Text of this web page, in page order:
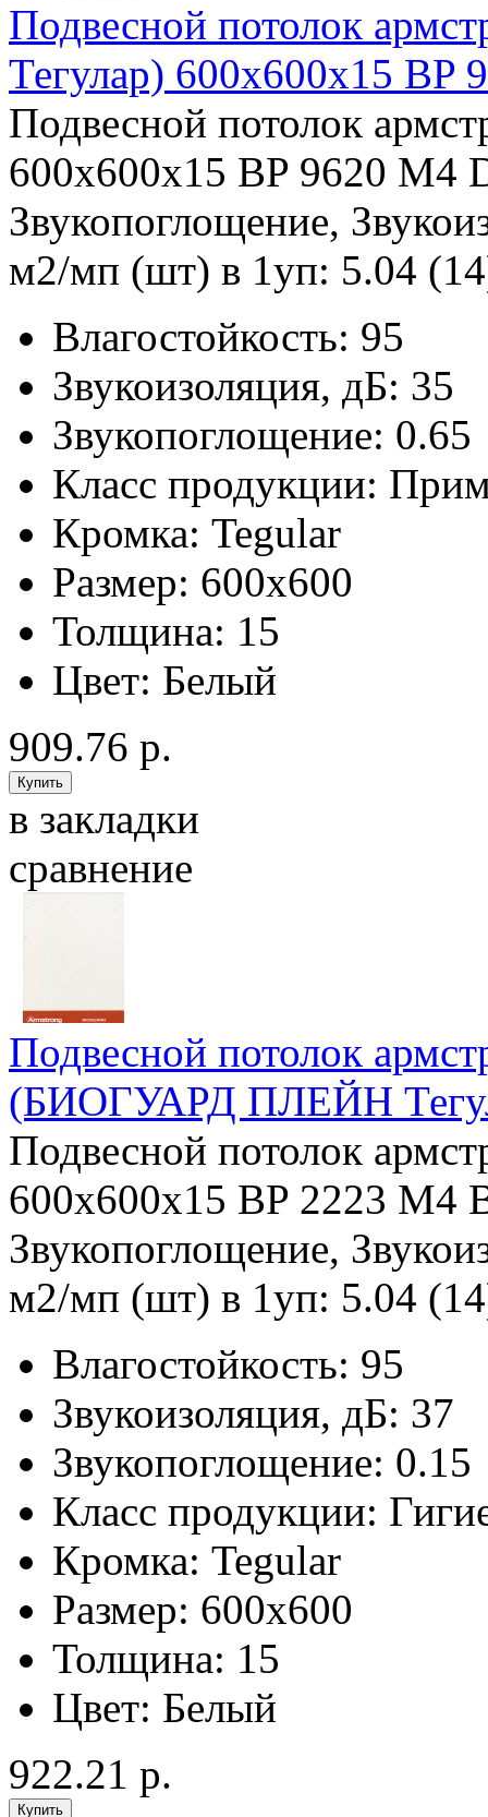
Подвесной потолок
Тегулар) 600x600x15 BP
Подвесной потолок
600x600x15 BP 9620 M4
Звукопоглощение,
м2/мп (шт) в 1уп: 5.04
Влагостойкость: 95
Звукоизоляция, дБ: 35
Звукопоглощение: 0.65
Класс продукции:
Кромка: Tegular
Размер: 600x600
Толщина: 15
Цвет: Белый
909.76 р.
в закладки
сравнение
Подвесной потолок
(БИОГУАРД ПЛЕЙН
Подвесной потолок
600x600x15 BP 2223 M4
Звукопоглощение,
м2/мп (шт) в 1уп: 5.04
Влагостойкость: 95
Звукоизоляция, дБ: 37
Звукопоглощение: 0.15
Класс продукции:
Кромка: Tegular
Размер: 600x600
Толщина: 15
Цвет: Белый
922.21 р.